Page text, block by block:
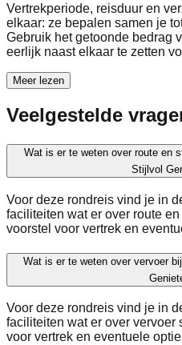
Vertrekperiode, reisduur en
elkaar: ze bepalen samen je
Gebruik het getoonde bedrag
eerlijk naast elkaar te zetten
Meer lezen
Veelgestelde
Wat is er te weten over route en
Stijlvol
Voor deze rondreis vind je in
faciliteiten wat er over route
voorstel voor vertrek en
Wat is er te weten over vervoer
Voor deze rondreis vind je in
faciliteiten wat er over vervoer
voor vertrek en eventuele